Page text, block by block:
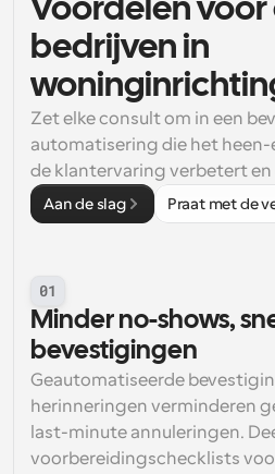
Voordelen
bedrijven in
Zet elke consult om in een
automatisering die het
de klantervaring verbetert
Aan de slag Praat met de
01
Minder no-shows,
bevestigingen
Geautomatiseerde
herinneringen verminderen
last-minute annuleringen.
voorbereidingschecklists